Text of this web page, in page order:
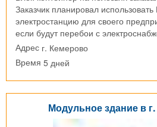
Заказчик планировал
электростанцию для своего
если будут перебои с
Адрес г. Кемерово
Время 5 дней
Модульное здание в